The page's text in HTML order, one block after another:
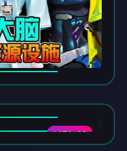
DATA-02